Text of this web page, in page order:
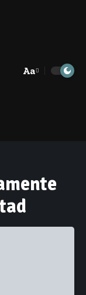
Font
Aa